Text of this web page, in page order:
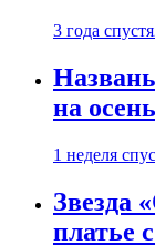
3 года спустя
на осень
1 неделя
Звезда
платье